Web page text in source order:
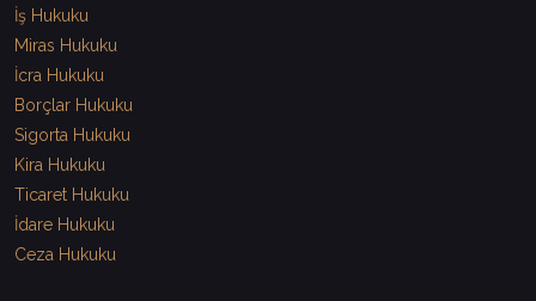
İş Hukuku
Miras Hukuku
İcra Hukuku
Borçlar Hukuku
Sigorta Hukuku
Kira Hukuku
Ticaret Hukuku
İdare Hukuku
Ceza Hukuku